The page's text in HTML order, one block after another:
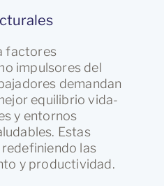
factores
impulsores del
demandan
equilibrio vida-
y entornos
Estas
las
y productividad.